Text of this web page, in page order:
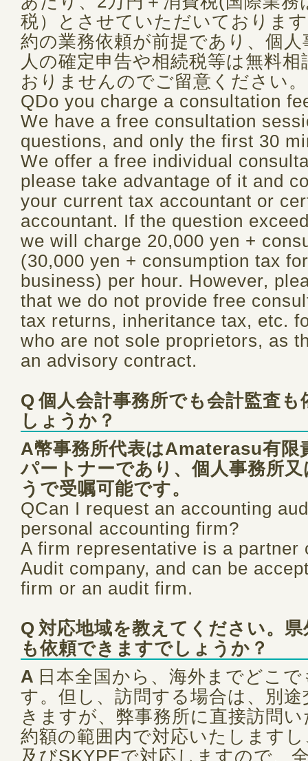
税）とさせていただいておりま
約の業務依頼が前提であり、個
人の確定申告や相続税等は無料
おりませんのでご留意ください。
QDo you charge a consultation
We have a free consultation
questions, and only the first 30
We offer a free individual
please take advantage of it and
your current tax accountant or
accountant. If the question
we will charge 20,000 yen +
(30,000 yen + consumption tax
business) per hour. However,
that we do not provide free
tax returns, inheritance tax, etc.
who are not sole proprietors, as
an advisory contract.
Q 個人会計事務所でも会計監査
しょうか？
A幣事務所代表はAmaterasu有限
パートナーであり、個人事務所
うで受嘱可能です。
QCan I request an accounting
personal accounting firm?
A firm representative is a partner
Audit company, and can be
firm or an audit firm.
Q 対応地域を教えてください。
も依頼できますでしょうか？
A 日本全国から、海外までどこ
す。但し、訪問する場合は、別
きますが、弊事務所に直接訪問
約額の範囲内で対応いたします
及びSKYPEで対応しますので、